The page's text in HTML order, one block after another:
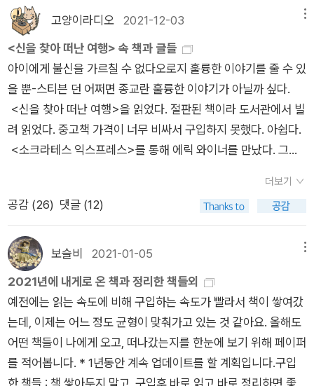
있었다면 지금 나는 다른 모습일 거라는 생각을 했다. 나는 지금.
지금부터 지난 시간들을 거슬러서 살펴보고 돌봐주는 일을 시작
했다. 다행스러운 일. <당신이 옳다>에서는 살면서 해야하는 일
을 미루면 이자를 톡톡히 치른다고 했다. 내가 치르는 대출이자는
마이너스통장이 됐다. 원금에 이자에 이자에 붙은 이자에 물가상
승률까지 아주 호된 스노우볼이 돼있었는데 그동안 보지 못했다.
◆동화책 열반님 서재에서 받아온 <대혼란>은 너무 좋았다. <
아니의 호수>, <개를 원합니다>, <내 안에 내가 있다>도 좋아
예쁘고 거친 그림은 별로라고 생각했는데 바뀌었다. 역시 담긴 메
시지가 중요하다. <대혼란>, <아니의 호수>, <개를 원합니다
>는 모두 하나의 서사를 가지고 나 자신에 대한 이야기를 한다.
<내 안에 내가 있다>는 키티 크라우더가 일러스트만 그린 거라
좀 다른데, 나 자신을 다루는 건 같다. 나 자신을 인정하고 이해해
가는 과정을 일러스트로 그렸다. 분위기는 좀 기괴하고 컴컴하다.
심리치료 교과서를 그림화한 느낌이라 내용을 이해하고 받아들
이는 데 도움이 된다. 특히 전체적으로 황량한 느낌이 전체 내용
이해도를 올려줘서 좋았다. 시리즈로 더 여러권이 있다면 좋겠
정도 갖춰져 있어야 한다. 좋은 것만 있다고 행복한 것은 아니다.
행복을 느끼기 위해서는 적당한 불행, 모순, 실패, 권태, 어둠도
있어야 한다. 그렇다면 돈은 얼마나 있어야 하며, 불행은 몇 번을
겪어야 행복을 느낄 수 있을까? 욕망의 성취와 절제의 경계는 무
엇이며, 행복은 나의 내면에서 오는 것인지, 아니면 밖에서 찾아
야 하는지도 확실하지 않다. 여기서 불행하면 이곳을 떠나면 행복
해질 수 있는지도 모르겠고, 민주주의 국가에서만 꼭 행복한 것은
(p50)' '화제를 바꾸는 것은 현실도피의 다른 말(p366)'일 수도
있다. 이처럼 행복은 동전의 양면과 같이 상대적이고 비율적인 것
이다. 개인마다, 나라마다 작동되는 행복의 원리와 비율의 숫자는
다 다르다. 선택한 비율의 결과가 무조건 좋은 결과를 가져오는
것도 아니고, 그 경계가 명확하지도 않다. 행복, 참 어렵다. 행복
해지는 것이 어렵지만 에릭 와이너는 우리에게 나름의 방법을 제
시한다(사실 우리가 다 아는 것이다). 행복하게 살려면 자신의 삶
을 통제해야 하고, 시기심을 가지지 않아야 한다. 신뢰와 예의가
있어야 하며 행복 추구는 타인과의 관계 속에서 이루어져야 한다.
‘다른 사람의 문제는 곧 우리의 문제’이고, '사회 속에서 자신이 차
정리>다. 이 책을 읽고 수학이 너무 좋아서 <틀리지 않는 법>을
꺼내 읽었다. 재밌다. 너무 재밌다. 페르마의 마지막 정리에 얽힌
수학의 역사를 총정리 해준다. 재미난 이야기, 흥미로운 일화들로
가득했다. 괴짜 수학자들을 많이 만나볼 수 있는 책. 아름다운 책
이라 말하고 싶다. 이 책을 읽고 <리만 가설>을 구입했는데 조금
어려워서 읽다 말았다. 내년에는 다시 도전해봐야겠다. 두번째
읽었다. 현존하는 최고의 SF 작가 테드 창의 단편 소설집. 말이
필요 없다. 최고다. 단편 '당신 인생의 이야기' 는 드니 빌뇌브 감
<그 산이 정말 거기 있었을까>를 재밌게 읽었다. 현재 내가 가장
다. 정말 좋았다. 내년에도 계속 박완서 작가님의 책을 읽고 싶
다. 이 책을 빼놓을 순 없다. 신선한 충격을 준 작품. 나의 고정관
념과 통념을 산산히 부서준 책이다. 나는 이런 책을 사랑한다. 도
끼같은 책. <휴먼카인드>는 인간의 본성은 선한가, 악한가에 대
한 논란에 종지부를 찍는다. 정말 멋진 책이다. 내년에는 <휴먼
카인드>의 저자 뤼트허르 브레흐만의 책들을 더 만나봐야 겠다.
올 해는 슈테판 츠바이크 선생님을 만난 해이기도 하다. 그의
받는 부의 강국 카타르에서 살면 행복해질까? 혹은 국가적으로
행복 정책을 시행하는 부탄이란 곳에서 살면 그럴까? 실패가 권
장되는 나라 아이슬란드라는 곳에서는 어떨까?행복이란 것이 무
엇인지? 행복의 기준은 무엇인지?돈이 아니라면 어떤 것이 우리
를 행복하게 만드는지...누군가는 반려동물 또 누군가는 함께 하
는 공동체가 중요하다고 한다.
고양이라디오 2021-12-03
<신을 찾아 떠난 여행> 속 책과 글들
아이에게 불신을 가르칠 수 없다오로지 훌륭한 이야기를 줄 수 있
을 뿐-스티븐 던 어쩌면 종교란 훌륭한 이야기가 아닐까 싶다.
<신을 찾아 떠난 여행>을 읽었다. 절판된 책이라 도서관에서 빌
려 읽었다. 중고책 가격이 너무 비싸서 구입하지 못했다. 아쉽다.
<소크라테스 익스프레스>를 통해 에릭 와이너를 만났다. 그가
아 떠난 여행> 까지 다 읽었다. 이제 그의 신간이 나오길 기다려
야겠다. 윌리엄 제임스의 <종교적 경험의 다양성>을 읽어보고
면에는 그다지 관심이 없었다. 그는 종교가 사람들 개개인에게 어
떤 영향을 미치는지 알고 싶어 했다. 그들이 무엇을 믿는지보다
그들이 무엇을 경험하는지에 더 관심이 있었던 것이다. 나 또한
종교적 체험이 흥미롭고 궁금하다. <신을 찾아 떠난 여행>의 저
자 에릭 와이너도 종교적 체험을 했다. 종교적 체험이라기보다 신
비한 체험, 영적 체험이라 해도 좋겠다. 그가 만난 많은 종교인들
도 신비한 종교적 체험을 경험하고 종교에 빠지는 경우가 많았다.
더보기
공감 (26) 댓글 (12)
보슬비 2021-01-05
2021년에 내게로 온 책과 정리한 책들외
예전에는 읽는 속도에 비해 구입하는 속도가 빨라서 책이 쌓여갔
는데, 이제는 어느 정도 균형이 맞춰가고 있는 것 같아요. 올해도
어떤 책들이 나에게 오고, 떠나갔는지를 한눈에 보기 위해 페이퍼
를 적어봅니다. * 1년동안 계속 업데이트를 할 계획입니다.구입